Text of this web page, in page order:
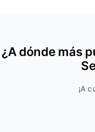
¿A dónde más
¡A